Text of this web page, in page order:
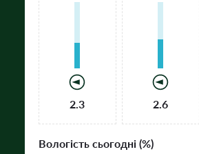
2.3 2.6
Вологість сьогодні (%)